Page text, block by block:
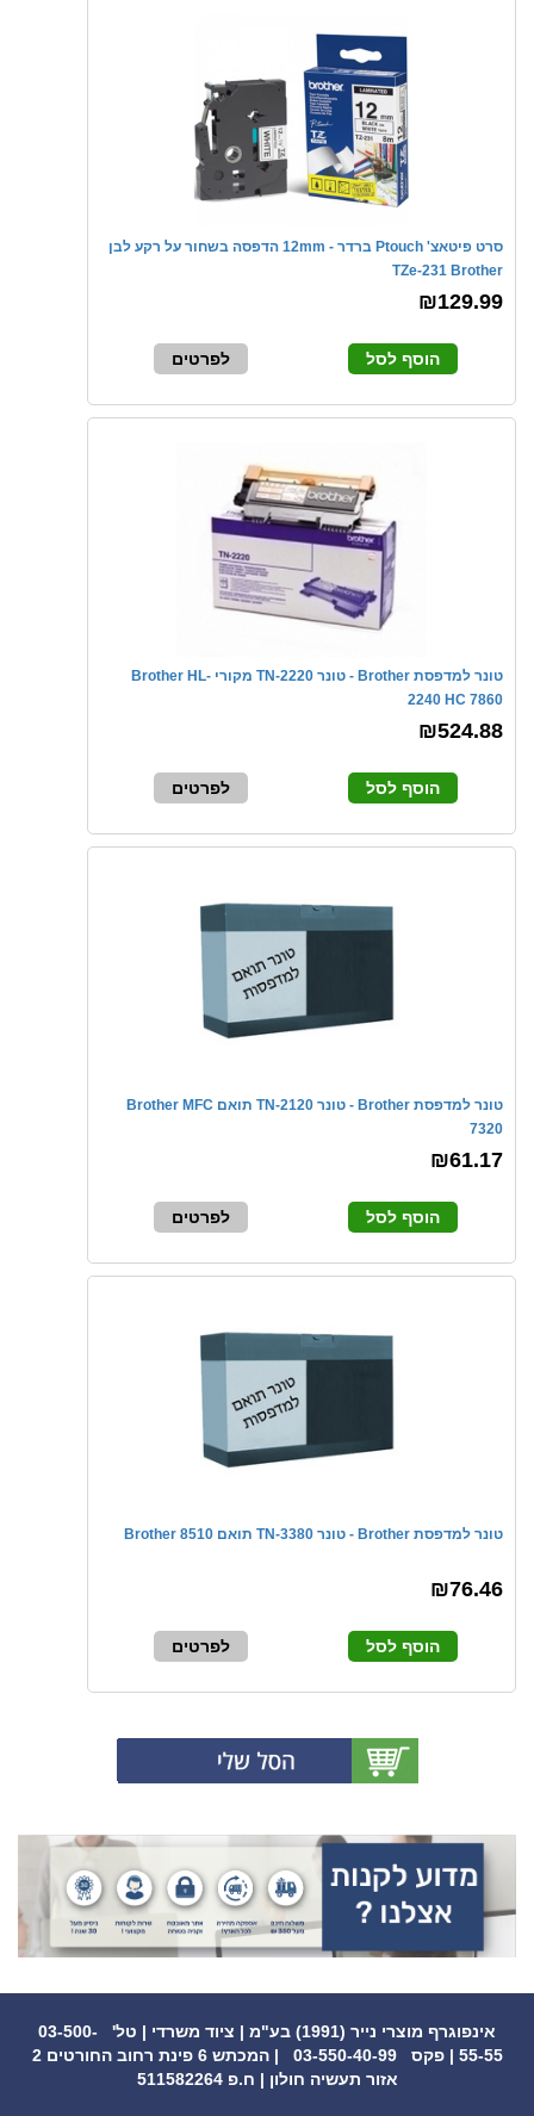
סרט פיטאצ' Ptouch ברדר - 12mm הדפסה בשחור על רקע לבן
TZe-231 Brother
₪129.99
הוסף לסל לפרטים
טונר למדפסת Brother - טונר TN-2220 מקורי Brother HL-
2240 HC 7860
₪524.88
הוסף לסל לפרטים
טונר למדפסת Brother - טונר TN-2120 תואם Brother MFC
7320
₪61.17
הוסף לסל לפרטים
טונר למדפסת Brother - טונר TN-3380 תואם Brother 8510
₪76.46
הוסף לסל לפרטים
אינפוגרף מוצרי נייר (1991) בע"מ | ציוד משרדי | טל' 03-500-
55-55 | פקס 03-550-40-99 | המכתש 6 פינת רחוב החורטים 2
אזור תעשיה חולון | ח.פ 511582264